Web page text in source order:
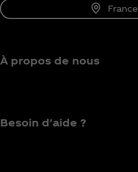
France
À propos de nous
Besoin d'aide ?